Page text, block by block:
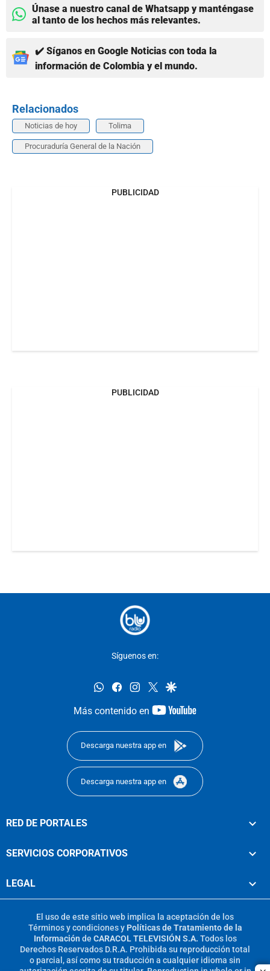
Únase a nuestro canal de Whatsapp y manténgase
al tanto de los hechos más relevantes.
✔️ Síganos en Google Noticias con toda la
información de Colombia y el mundo.
Relacionados
Noticias de hoy Tolima
Procuraduría General de la Nación
PUBLICIDAD
PUBLICIDAD
Síguenos en:
whatsappfacebookinstagram
twittergoogle
Más contenido en
youtube-
Descarga nuestra app en
Descarga nuestra app en
RED DE PORTALES
SERVICIOS CORPORATIVOS
LEGAL
El uso de este sitio web implica la aceptación de los
Términos y condicionesy Políticas de Tratamiento de la
Información de CARACOL TELEVISIÓN S.A. Todos los
Derechos Reservados D.R.A. Prohibida su reproducción total
o parcial, así como su traducción a cualquier idioma sin